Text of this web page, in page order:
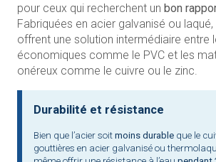
pour ceux qui recherchent un bon
Fabriquées en acier galvanisé ou
offrent une solution intermédiaire entre
économiques comme le PVC et les
onéreux comme le cuivre ou le zinc.
Durabilité et résistance
Bien que l’acier soit moins durable que le
gouttières en acier galvanisé ou